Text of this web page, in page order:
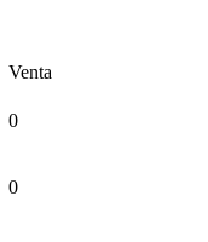
Venta
0
0